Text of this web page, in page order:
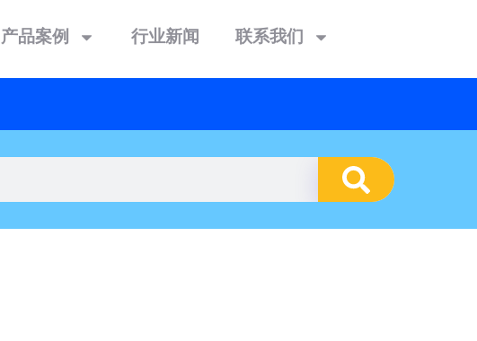
产品案例 行业新闻 联系我们